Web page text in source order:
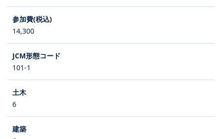
14,300
101-1
6